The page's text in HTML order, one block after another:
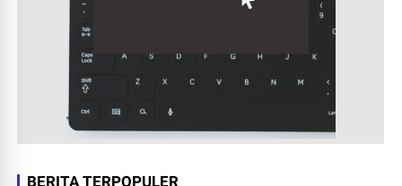
BERITA TERPOPULER